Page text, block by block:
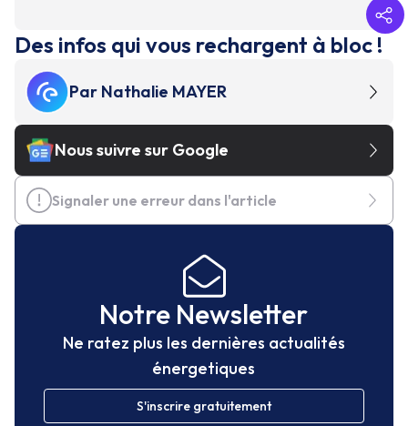
Des infos qui vous rechargent à bloc !
Par Nathalie MAYER
Nous suivre sur Google
Signaler une erreur dans l'article
Notre Newsletter
Ne ratez plus les dernières actualités
énergetiques
S'inscrire gratuitement